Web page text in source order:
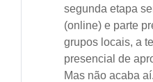
segunda etapa
(online) e parte
grupos locais, a
presencial de
Mas não acaba aí.